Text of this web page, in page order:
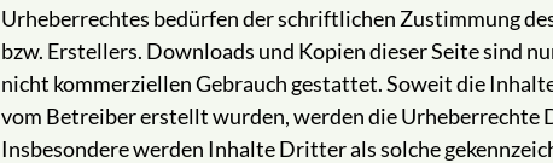
Urheberrechtes bedürfen der schriftlichen Zustimmung
bzw. Erstellers. Downloads und Kopien dieser Seite sind
nicht kommerziellen Gebrauch gestattet. Soweit die
vom Betreiber erstellt wurden, werden die Urheberrechte
Insbesondere werden Inhalte Dritter als solche